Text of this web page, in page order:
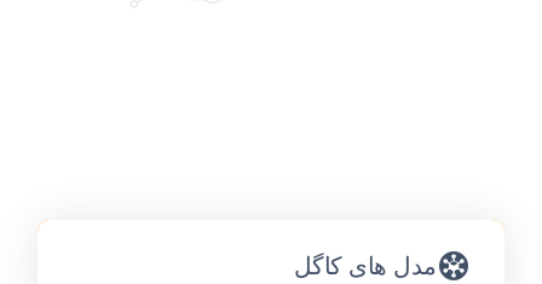
مدل های کاگل